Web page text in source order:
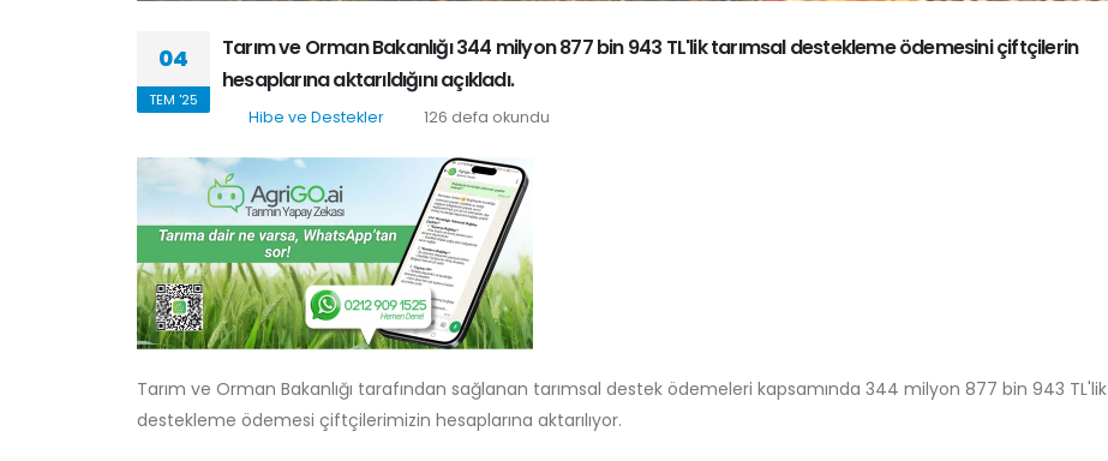
04
TEM '25
Tarım ve Orman Bakanlığı 344 milyon 877 bin 943 TL'lik tarımsal destekleme ödemesini çiftçilerin
hesaplarına aktarıldığını açıkladı.
Hibe ve Destekler 126 defa okundu
Tarım ve Orman Bakanlığı tarafından sağlanan tarımsal destek ödemeleri kapsamında 344 milyon 877 bin 943 TL'lik
destekleme ödemesi çiftçilerimizin hesaplarına aktarılıyor.